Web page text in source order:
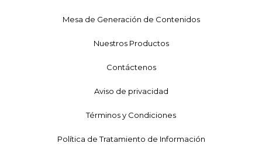
Mesa de Generación de Contenidos
Nuestros Productos
Contáctenos
Aviso de privacidad
Términos y Condiciones
Política de Tratamiento de Información